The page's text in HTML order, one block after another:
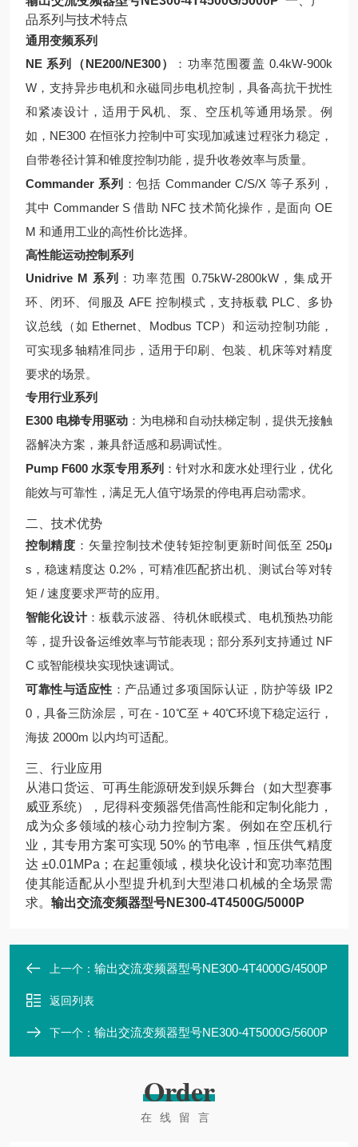
品系列与技术特点
通用变频系列
NE 系列（NE200/NE300）
：功率范围覆盖 0.4kW-900k
W，支持异步电机和永磁同步电机控制，具备高抗干扰性
和紧凑设计，适用于风机、泵、空压机等通用场景。例
如，NE300 在恒张力控制中可实现加减速过程张力稳定，
自带卷径计算和锥度控制功能，提升收卷效率与质量。
Commander 系列 ：包括 Commander C/S/X 等子系列，
其中 Commander S 借助 NFC 技术简化操作，是面向 OE
M 和通用工业的高性价比选择。
高性能运动控制系列
Unidrive M 系列 ：功率范围 0.75kW-2800kW，集成开
环、闭环、伺服及 AFE 控制模式，支持板载 PLC、多协
议总线（如 Ethernet、Modbus TCP）和运动控制功能，
可实现多轴精准同步，适用于印刷、包装、机床等对精度
要求的场景。
专用行业系列
E300 电梯专用驱动 ：为电梯和自动扶梯定制，提供无接触
器解决方案，兼具舒适感和易调试性。
Pump F600 水泵专用系列 ：针对水和废水处理行业，优化
能效与可靠性，满足无人值守场景的停电再启动需求。
二、技术优势
控制精度 ：矢量控制技术使转矩控制更新时间低至 250μ
s，稳速精度达 0.2%，可精准匹配挤出机、测试台等对转
矩 / 速度要求严苛的应用。
智能化设计：板载示波器、待机休眠模式、电机预热功能
等，提升设备运维效率与节能表现；部分系列支持通过 NF
C 或智能模块实现快速调试。
可靠性与适应性 ：产品通过多项国际认证，防护等级 IP2
0，具备三防涂层，可在 - 10℃至 + 40℃环境下稳定运行，
海拔 2000m 以内均可适配。
三、行业应用
从港口货运、可再生能源研发到娱乐舞台（如大型赛事
威亚系统），尼得科变频器凭借高性能和定制化能力，
成为众多领域的核心动力控制方案。例如在空压机行
业，其专用方案可实现 50% 的节电率，恒压供气精度
达 ±0.01MPa；在起重领域，模块化设计和宽功率范围
使其能适配从小型提升机到大型港口机械的全场景需
求。 输出交流变频器型号NE300-4T4500G/5000P
上一个： 输出交流变频器型号NE300-4T4000G/4500P
返回列表
下一个： 输出交流变频器型号NE300-4T5000G/5600P
Order
在线留言